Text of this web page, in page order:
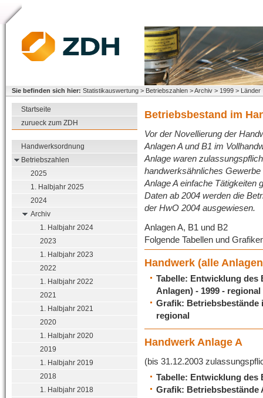
Sie befinden sich hier: Statistikauswertung > Betriebszahlen > Archiv > 1999 > Länder
Betriebsbestand im
Vor der Novellierung der
Anlagen A und B1 im
Anlage waren
handwerksähnliches
Anlage A einfache Tätigkeiten
Daten ab 2004 werden die
der HwO 2004 ausgewiesen.
Anlagen A, B1 und B2
Folgende Tabellen und
Handwerk (alle
Tabelle: Entwicklung des
Anlagen) - 1999 - regional
Grafik: Betriebsbestände
regional
Handwerk Anlage A
(bis 31.12.2003
Tabelle: Entwicklung des
Grafik: Betriebsbestände
Startseite
zurueck zum ZDH
Handwerksordnung
Betriebszahlen
2025
1. Halbjahr 2025
2024
Archiv
1. Halbjahr 2024
2023
1. Halbjahr 2023
2022
1. Halbjahr 2022
2021
1. Halbjahr 2021
2020
1. Halbjahr 2020
2019
1. Halbjahr 2019
2018
1. Halbjahr 2018